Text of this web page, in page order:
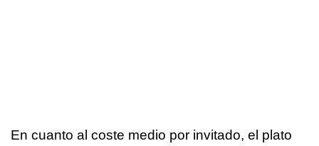
En cuanto al coste medio por invitado, el plato